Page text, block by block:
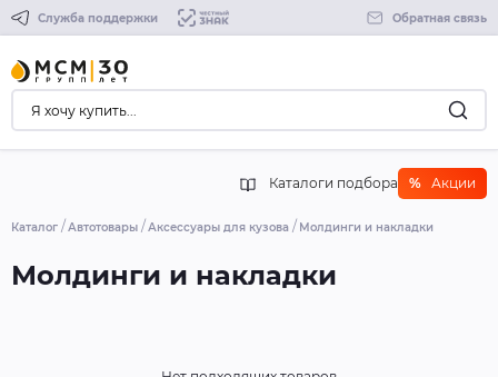
Служба поддержки Обратная связь
Каталоги подбора % Акции
Каталог Автотовары Аксессуары для кузова Молдинги и накладки
Молдинги и накладки